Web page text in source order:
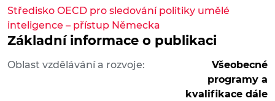
Základní informace o publikaci
Oblast vzdělávání a rozvoje:
Všeobecné
programy a
kvalifikace dále
Středisko OECD pro sledování politiky umělé
inteligence – přístup Německa